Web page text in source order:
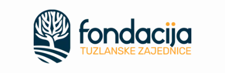
Početna